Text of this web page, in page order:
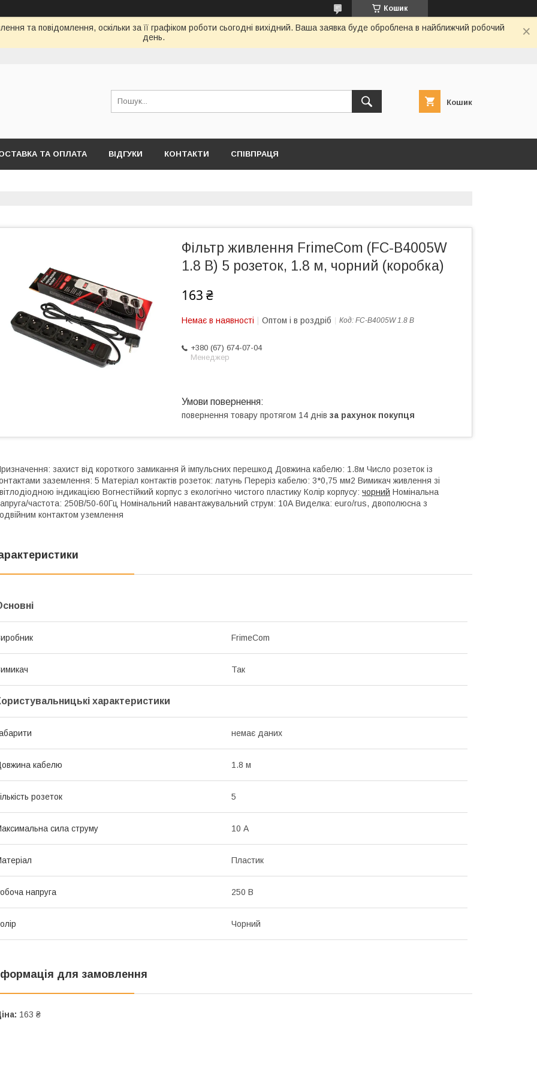
Кошик
та повідомлення, оскільки за її графіком роботи сьогодні вихідний. Ваша заявка буде оброблена в найближчий робочий
день.
Кошик
ТА ОПЛАТА ВІДГУКИ КОНТАКТИ СПІВПРАЦЯ
Фільтр живлення FrimeCom (FC-B4005W
1.8 B) 5 розеток, 1.8 м, чорний (коробка)
163 ₴
Немає в наявності Оптом і в роздріб Код: FC-B4005W 1.8 B
+380 (67) 674-07-04
Менеджер
повернення товару протягом 14 днів за рахунок покупця
захист від короткого замикання й імпульсних перешкод Довжина кабелю: 1.8м Число розеток із
заземлення: 5 Матеріал контактів розеток: латунь Переріз кабелю: 3*0,75 мм2 Вимикач живлення зі
індикацією Вогнестійкий корпус з екологічно чистого пластику Колір корпусу: чорний Номінальна
частота: 250В/50-60Гц Номінальний навантажувальний струм: 10А Виделка: euro/rus, двополюсна з
контактом уземлення
FrimeCom
Так
характеристики
немає даних
кабелю 1.8 м
розеток 5
сила струму 10 А
Пластик
напруга 250 В
Чорний
для замовлення
163 ₴